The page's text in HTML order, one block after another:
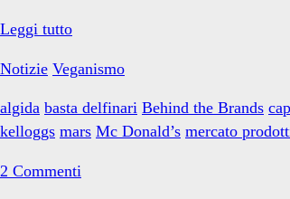
Leggi tuttoLe
grandi
sorelle
Notizie Veganismo
algida basta delfinari Behind the Brands
kelloggs mars Mc Donald’s mercato
2 Commenti